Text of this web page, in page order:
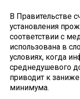
В Правительстве
установления
соответствии с
использована в
условиях, когда
среднедушевого
приводит к
минимума.